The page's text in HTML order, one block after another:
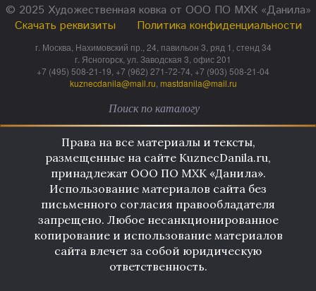
© 2025 Художественная ковка от ООО ПО МХК «Данила»
Скачать реквизиты
Политика конфиденциальности
г. Москва, Нахимовский пр., 24, павильон 3, ряд 1, стенд 34
г. Ясногорск, ул. Заводская 3, офис 201
+7 (495) 508-21-19, +7 (962) 271-72-74, +7 (903) 508-21-04
kuznecdanila@mail.ru mastdanila@mail.ru
Права на все материалы и тексты,
размещенные на сайте KuznecDanila.ru,
принадлежат ООО ПО МХК «Данила».
Использование материалов сайта без
письменного согласия правообладателя
запрещено. Любое несанкционированное
копирование и использование материалов
сайта влечет за собой юридическую
ответственность.